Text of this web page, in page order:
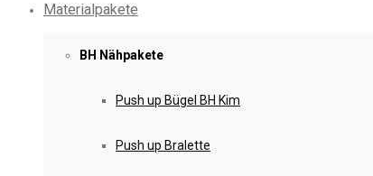
Materialpakete
BH Nähpakete
Push up Bügel BH Kim
Push up Bralette